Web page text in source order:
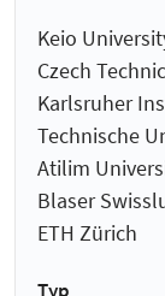
Keio
Czech
Karlsruher
Technische
Atilim
Blaser
ETH Zürich
Typ